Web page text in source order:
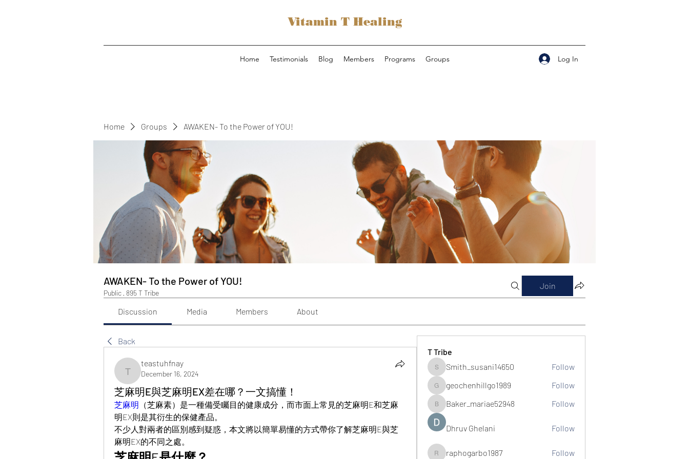
Vitamin T Healing
Home Testimonials Blog Members Programs Groups Log In
Home Groups AWAKEN- To the Power of YOU!
AWAKEN- To the Power of YOU!
Public · 895 T Tribe
Join
Discussion Media Members About
Back
teastuhfnay
teastuhfnay
December 16, 2024
芝麻明E與芝麻明EX差在哪？一文搞懂！
芝麻明 （芝麻素）是一種備受矚目的健康成分，而市面上常見的芝麻明E和芝麻
明EX則是其衍生的保健產品。
不少人對兩者的區別感到疑惑，本文將以簡單易懂的方式帶你了解芝麻明E與芝
麻明EX的不同之處。
T Tribe
Smith_susani14650
Smith_susani14650 Follow
geochenhillgo1989
geochenhillgo1989 Follow
Baker_mariae52948
Baker_mariae52948 Follow
Dhruv Ghelani Follow
raphogarbo1987
Follow